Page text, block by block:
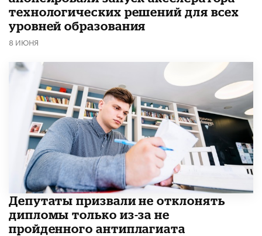
технологических решений для всех
уровней образования
8 ИЮНЯ
Депутаты призвали не отклонять
дипломы только из-за не
пройденного антиплагиата